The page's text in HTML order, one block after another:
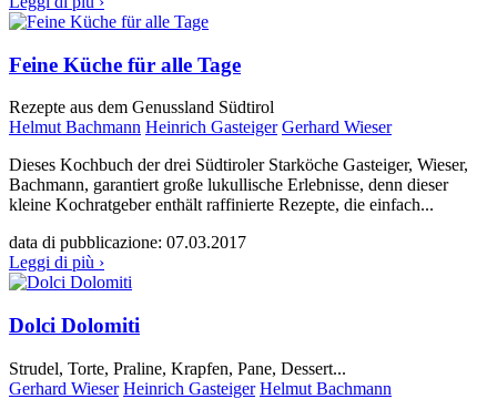
Feine Küche für alle Tage
Rezepte aus dem Genussland Südtirol
Helmut Bachmann Heinrich Gasteiger Gerhard Wieser
Dieses Kochbuch der drei Südtiroler Starköche Gasteiger, Wieser,
Bachmann, garantiert große lukullische Erlebnisse, denn dieser
kleine Kochratgeber enthält raffinierte Rezepte, die einfach...
data di pubblicazione: 07.03.2017
Leggi di più ›
Dolci Dolomiti
Strudel, Torte, Praline, Krapfen, Pane, Dessert...
Gerhard Wieser Heinrich Gasteiger Helmut Bachmann